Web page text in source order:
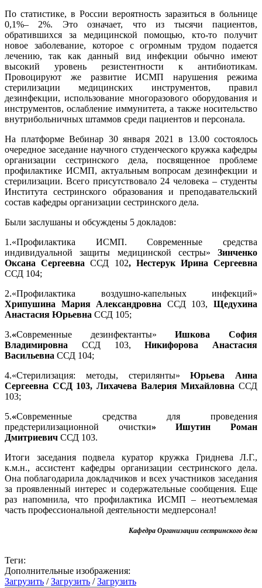
По статистике, в России вероятность заразиться в больнице
0,1%– 2%. Это означает, что из тысячи пациентов,
обратившихся за медицинской помощью, кто-то получит
новое заболевание, которое с огромным трудом подается
лечению, так как данный вид инфекции обычно имеют
высокий уровень резистентности к антибиотикам.
Провоцируют же развитие ИСМП нарушения режима
стерилизации медицинских инструментов, правил
дезинфекции, использование многоразового оборудования и
инструментов, ослабление иммунитета, а также носительство
внутрибольничных штаммов среди пациентов и персонала.
На платформе Вебинар 30 января 2021 в 13.00 состоялось
очередное заседание научного студенческого кружка кафедры
организации сестринского дела, посвященное проблеме
профилактике ИСМП, актуальным вопросам дезинфекции и
стерилизации. Всего присутствовало 24 человека – студенты
Института сестринского образования и преподавательский
состав кафедры организации сестринского дела.
Были заслушаны и обсуждены 5 докладов:
1.«Профилактика ИСМП. Современные средства
индивидуальной защиты медицинской сестры» Зинченко
Оксана СергеевнаССД 102, Нестерук Ирина Сергеевна
ССД 104;
2.«Профилактика воздушно-капельных инфекций»
Хрипушина Мария Александровна ССД 103,Щедухина
Анастасия Юрьевна ССД 105;
3.«Современные дезинфектанты»Ишкова София
Владимировна ССД 103,Никифорова Анастасия
Васильевна ССД 104;
4.«Стерилизация: методы, стерилянты»Юрьева Анна
Сергеевна ССД 103, Лихачева Валерия Михайловна ССД
103;
5.«Современные средства для проведения
предстерилизационной очистки»
Ишутин Роман
Дмитриевич ССД 103.
Итоги заседания подвела куратор кружка Гриднева Л.Г.,
к.м.н., ассистент кафедры организации сестринского дела.
Она поблагодарила докладчиков и всех участников заседания
за проявленный интерес и содержательные сообщения. Еще
раз напомнила, что профилактика ИСМП – неотъемлемая
часть профессиональной деятельности медперсонал!
Кафедра Организации сестринского дела
Теги:
Дополнительные изображения:
Загрузить /Загрузить /Загрузить